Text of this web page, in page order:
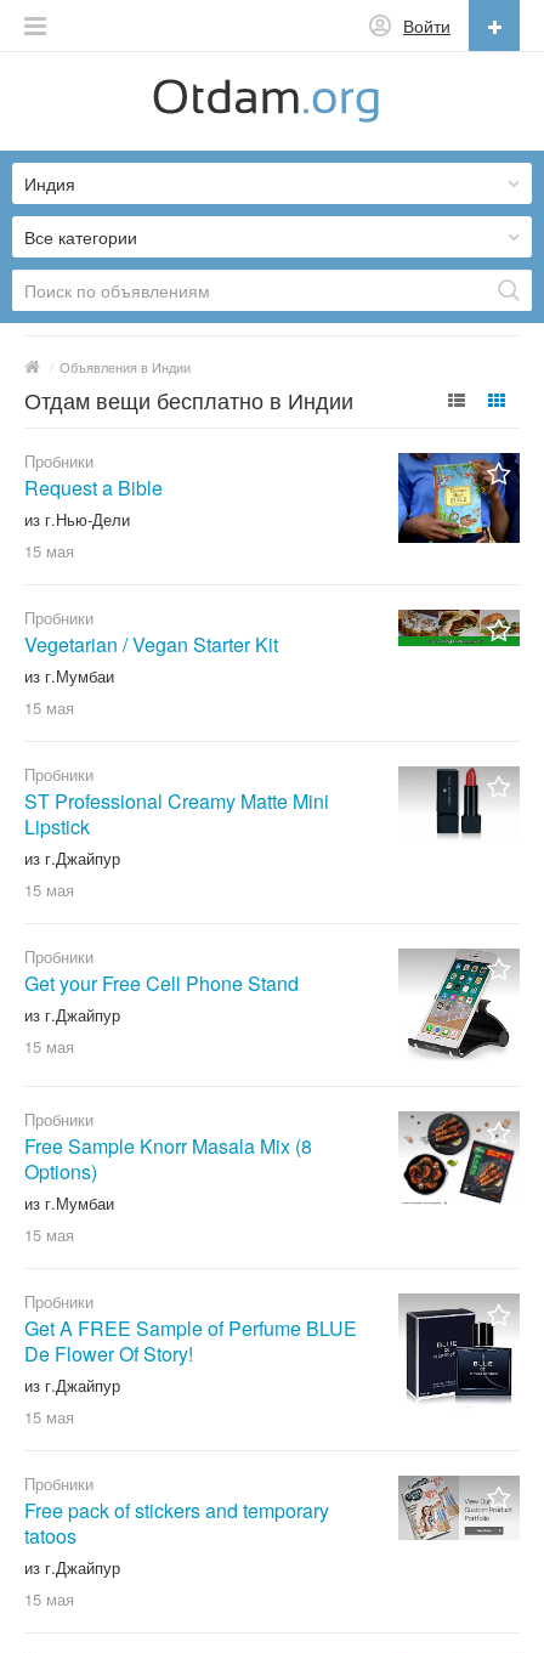
Войти
English
Русский
Українська
Все категории
Индия
/ Объявления в Индии
Отдам вещи бесплатно в Индии
Пробники
Request a Bible
из г.Нью-Дели
15 мая
Пробники
Vegetarian / Vegan Starter Kit
из г.Мумбаи
15 мая
Пробники
ST Professional Creamy Matte Mini
Lipstick
из г.Джайпур
15 мая
Пробники
Get your Free Cell Phone Stand
из г.Джайпур
15 мая
Пробники
Free Sample Knorr Masala Mix (8
Options)
из г.Мумбаи
15 мая
Пробники
Get A FREE Sample of Perfume BLUE
De Flower Of Story!
из г.Джайпур
15 мая
Пробники
Free pack of stickers and temporary
tatoos
из г.Джайпур
15 мая